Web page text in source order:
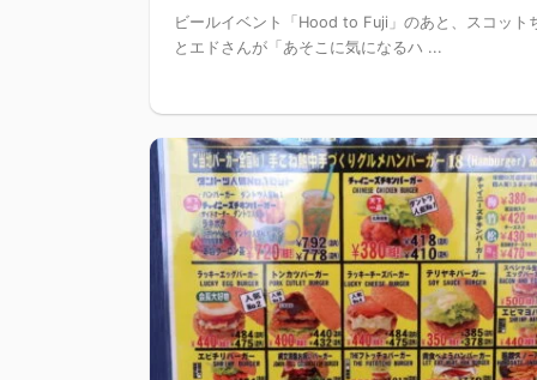
ビールイベント「Hood to Fuji」のあと、スコット
とエドさんが「あそこに気になるハ ...